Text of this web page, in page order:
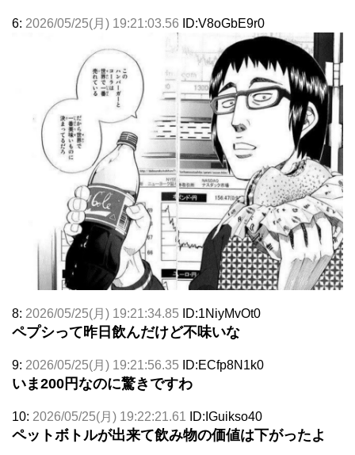
6: 2026/05/25(月) 19:21:03.56 ID:V8oGbE9r0
8: 2026/05/25(月) 19:21:34.85 ID:1NiyMvOt0
ペプシって昨日飲んだけど不味いな
9: 2026/05/25(月) 19:21:56.35 ID:ECfp8N1k0
いま200円なのに驚きですわ
10: 2026/05/25(月) 19:22:21.61 ID:IGuikso40
ペットボトルが出来て飲み物の価値は下がったよ